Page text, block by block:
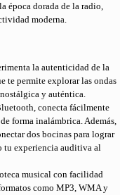
época dorada de la radio,
moderna.
la autenticidad de la
te permite explorar las ondas
y auténtica.
conecta fácilmente
forma inalámbrica. Además,
dos bocinas para lograr
tu experiencia auditiva al
musical con facilidad
como MP3, WMA y